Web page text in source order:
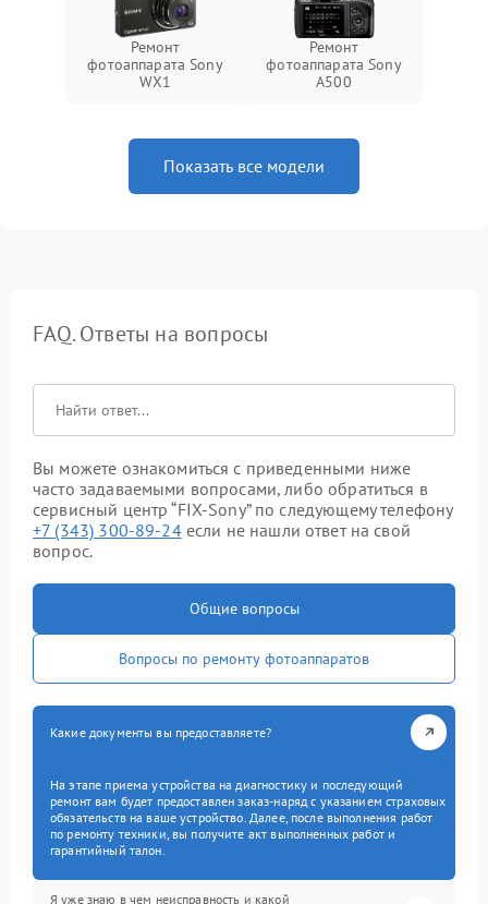
Ремонт
фотоаппарата Sony
WX1
Ремонт
фотоаппарата Sony
A500
Показать все модели
FAQ. Ответы на вопросы
Вы можете ознакомиться с приведенными ниже
часто задаваемыми вопросами, либо обратиться в
сервисный центр “FIX-Sony” по следующему телефону
+7 (343) 300-89-24если не нашли ответ на свой
вопрос.
Общие вопросы
Вопросы по ремонту фотоаппаратов
Какие документы вы предоставляете?
На этапе приема устройства на диагностику и последующий
ремонт вам будет предоставлен заказ-наряд с указанием страховых
обязательств на ваше устройство. Далее, после выполнения работ
по ремонту техники, вы получите акт выполненных работ и
гарантийный талон.
Я уже знаю в чем неисправность и какой